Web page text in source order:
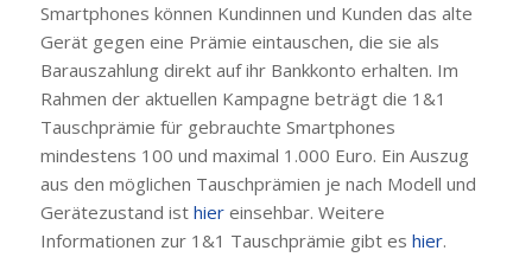
Smartphones können Kundinnen und Kunden das alte
Gerät gegen eine Prämie eintauschen, die sie als
Barauszahlung direkt auf ihr Bankkonto erhalten. Im
Rahmen der aktuellen Kampagne beträgt die 1&1
Tauschprämie für gebrauchte Smartphones
mindestens 100 und maximal 1.000 Euro. Ein Auszug
aus den möglichen Tauschprämien je nach Modell und
Gerätezustand ist hiereinsehbar. Weitere
Informationen zur 1&1 Tauschprämie gibt es hier.